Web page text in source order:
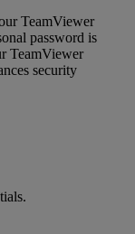
TeamViewer
password is
TeamViewer
security